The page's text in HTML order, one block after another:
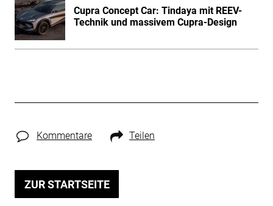
Cupra Concept Car: Tindaya mit REEV-
Technik und massivem Cupra-Design
Kommentare Teilen
ZUR STARTSEITE